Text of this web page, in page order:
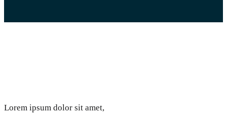
Lorem ipsum dolor sit amet,